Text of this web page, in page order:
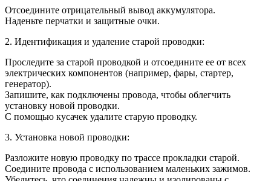
Отсоедините отрицательный вывод аккумулятора.
Наденьте перчатки и защитные очки.
2. Идентификация и удаление старой проводки:
Проследите за старой проводкой и отсоедините ее от всех
электрических компонентов (например, фары, стартер,
генератор).
Запишите, как подключены провода, чтобы облегчить
установку новой проводки.
С помощью кусачек удалите старую проводку.
3. Установка новой проводки:
Разложите новую проводку по трассе прокладки старой.
Соедините провода с использованием маленьких зажимов.